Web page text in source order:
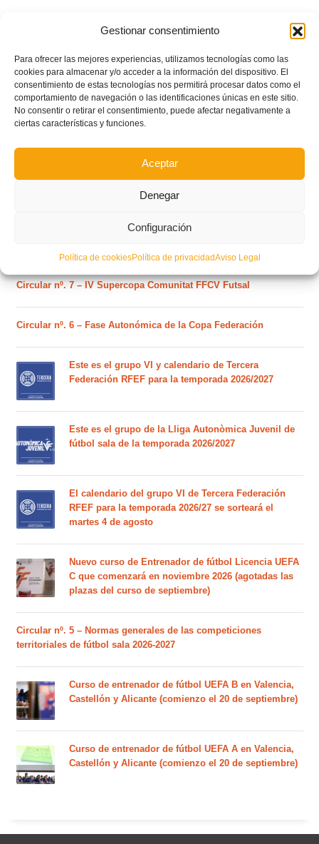
Gestionar consentimiento
Para ofrecer las mejores experiencias, utilizamos tecnologías como las
cookies para almacenar y/o acceder a la información del dispositivo. El
consentimiento de estas tecnologías nos permitirá procesar datos como el
comportamiento de navegación o las identificaciones únicas en este sitio.
No consentir o retirar el consentimiento, puede afectar negativamente a
ciertas características y funciones.
Aceptar
Denegar
Configuración
Política de cookiesPolítica de privacidadAviso Legal
POSTS RECIENTES
Estos son los dos grupos y calendarios de Lliga
Comunitat para la temporada 2026/2027
Circular nº. 7 – IV Supercopa Comunitat FFCV Futsal
Circular nº. 6 – Fase Autonómica de la Copa Federación
Este es el grupo VI y calendario de Tercera
Federación RFEF para la temporada 2026/2027
Este es el grupo de la Lliga Autonòmica Juvenil de
fútbol sala de la temporada 2026/2027
El calendario del grupo VI de Tercera Federación
RFEF para la temporada 2026/27 se sorteará el
martes 4 de agosto
Nuevo curso de Entrenador de fútbol Licencia UEFA
C que comenzará en noviembre 2026 (agotadas las
plazas del curso de septiembre)
Circular nº. 5 – Normas generales de las competiciones
territoriales de fútbol sala 2026-2027
Curso de entrenador de fútbol UEFA B en Valencia,
Castellón y Alicante (comienzo el 20 de septiembre)
Curso de entrenador de fútbol UEFA A en Valencia,
Castellón y Alicante (comienzo el 20 de septiembre)